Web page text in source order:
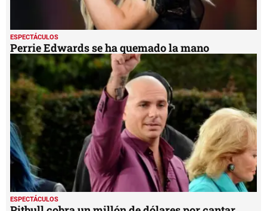
ESPECTÁCULOS
Perrie Edwards se ha quemado la mano
ESPECTÁCULOS